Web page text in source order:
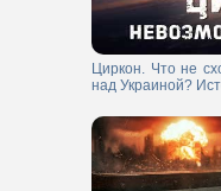
Циркон. Что не
над Украиной?